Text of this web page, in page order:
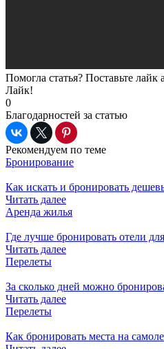
Помогла статья? Поставьте лайк
Лайк!
0
Благодарностей за статью
Рекомендуем по теме
Бронирование
Как искать и бронировать
Читать далее
Аренда жилья
Где лучше бронировать отели
Читать далее
Перелеты
За сколько дней можно
Читать далее
Перелеты
Как бронировать места на